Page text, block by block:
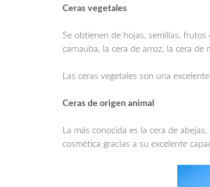
Ceras vegetales
Se obtienen de hojas, semillas,
carnauba, la cera de arroz, la cera de
Las ceras vegetales son una
Ceras de origen animal
La más conocida es la cera de
cosmética gracias a su excelente